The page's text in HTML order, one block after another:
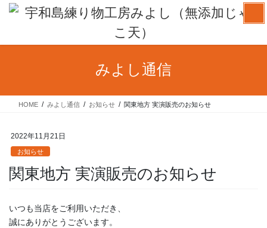
ン
ー
みよし通信
HOME みよし通信 お知らせ 関東地方 実演販売のお知らせ
2022年11月21日
お知らせ
関東地方 実演販売のお知らせ
いつも当店をご利用いただき、
誠にありがとうございます。